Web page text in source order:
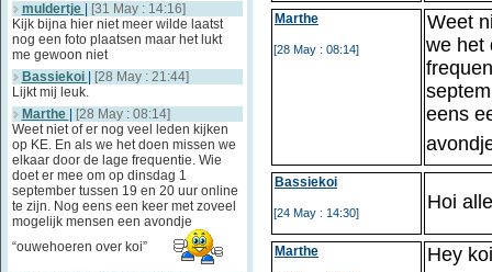
muldertje
[31 May : 14:16]
Kijk bijna hier niet meer wilde laatst
nog een foto plaatsen maar het lukt
me gewoon niet
Bassiekoi
[28 May : 21:44]
Lijkt mij leuk.
Marthe
[28 May : 08:14]
Weet niet of er nog veel leden kijken
op KE. En als we het doen missen we
elkaar door de lage frequentie. Wie
doet er mee om op dinsdag 1
september tussen 19 en 20 uur online
te zijn. Nog eens een keer met zoveel
mogelijk mensen een avondje
“ouwehoeren over koi”
Marthe
[28 May : 08:14]
Weet
we het
eens
Bassiekoi
[24 May : 14:30] Hoi
Marthe Hey